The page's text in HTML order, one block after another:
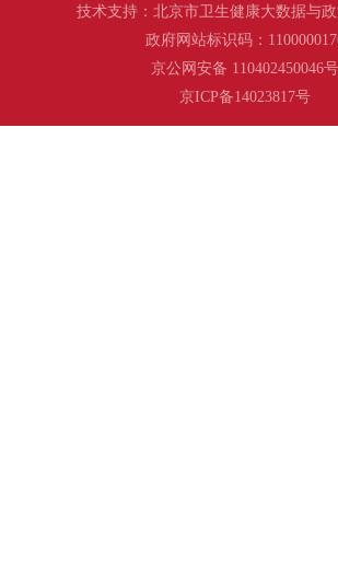
技术支持：北京市卫生健康大数据与
政府网站标识码：
京公网安备 110402450046号
京ICP备14023817号